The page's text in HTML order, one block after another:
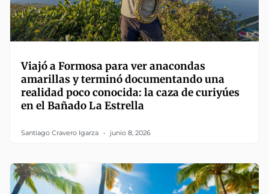
Viajó a Formosa para ver anacondas
amarillas y terminó documentando una
realidad poco conocida: la caza de curiyúes
en el Bañado La Estrella
Santiago Cravero Igarza junio 8, 2026